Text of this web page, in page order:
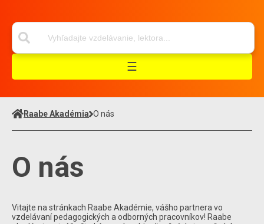
☰
Raabe Akadémia O nás
O nás
Vitajte na stránkach Raabe Akadémie, vášho partnera vo
vzdelávaní pedagogických a odborných pracovníkov! Raabe